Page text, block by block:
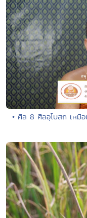
• ศีล 8 ศีลอุโบสถ เหมื